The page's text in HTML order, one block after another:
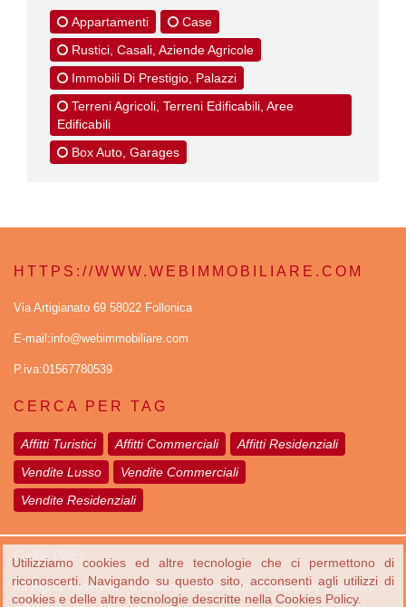
Appartamenti
Case
Rustici, Casali, Aziende Agricole
Immobili Di Prestigio, Palazzi
Terreni Agricoli, Terreni Edificabili, Aree
Edificabili
Box Auto, Garages
HTTPS://WWW.WEBIMMOBILIARE.COM
Via Artigianato 69 58022 Follonica
E-mail:info@webimmobiliare.com
P.iva:01567780539
CERCA PER TAG
Affitti Turistici Affitti Commerciali
Affitti Residenziali
Vendite Lusso
Vendite Commerciali
Vendite Residenziali
Cookie Policy
All Rights Reserved · © webimmobiliare.com · Powered byDigit Italy
Utilizziamo cookies ed altre tecnologie che ci permettono di
riconoscerti. Navigando su questo sito, acconsenti agli utilizzi di
cookies e delle altre tecnologie descritte nella Cookies Policy.